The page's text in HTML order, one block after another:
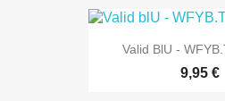
Valid BlU -
9,95 €